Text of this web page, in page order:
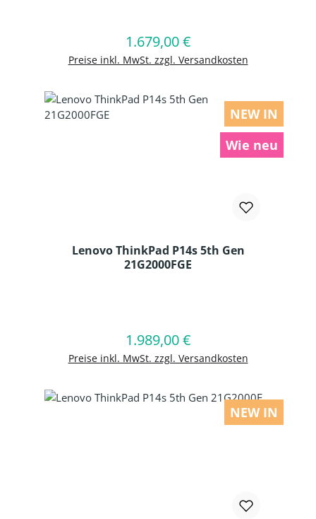
Regulärer Preis:
1.679,00 €
Preise inkl. MwSt. zzgl. Versandkosten
In den Warenkorb
NEW IN
Wie neu
Lenovo ThinkPad P14s 5th Gen
21G2000FGE
Regulärer Preis:
1.989,00 €
Preise inkl. MwSt. zzgl. Versandkosten
In den Warenkorb
NEW IN